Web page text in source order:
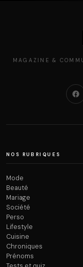
MAGAZINE &
NOS RUBRIQUES
Mode
Beauté
Mariage
Société
Perso
Lifestyle
Cuisine
Chroniques
Prénoms